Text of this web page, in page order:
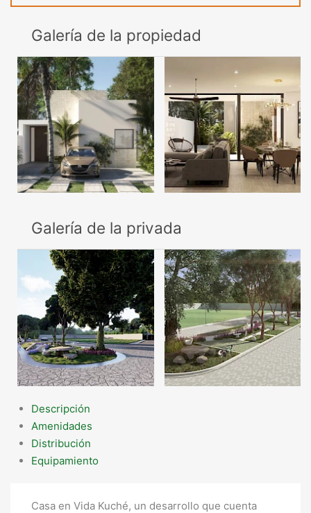
Galería de la propiedad
Galería de la privada
Descripción
Amenidades
Distribución
Equipamiento
Casa en Vida Kuché, un desarrollo que cuenta